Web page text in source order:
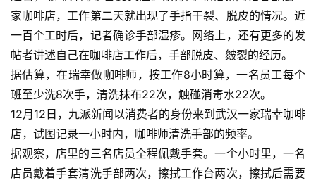
家咖啡店，工作第二天就出现了手指干裂、脱皮的情况。近
一百个工时后，记者确诊手部湿疹。网络上，还有更多的发
帖者讲述自己在咖啡店工作后，手部脱皮、皴裂的经历。
据估算，在瑞幸做咖啡师，按工作8小时算，一名员工每个
班至少洗8次手，清洗抹布22次，触碰消毒水22次。
12月12日，九派新闻以消费者的身份来到武汉一家瑞幸咖啡
店，试图记录一小时内，咖啡师清洗手部的频率。
据观察，店里的三名店员全程佩戴手套。一个小时里，一名
店员戴着手套清洗手部两次，擦拭工作台两次，擦拭后需要